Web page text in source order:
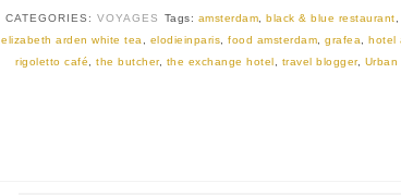
CATEGORIES: VOYAGES Tags: amsterdam black & blue restaurant
elizabeth arden white tea
elodieinparis food amsterdam grafea hotel
rigoletto café
the butcher, the exchange hotel travel blogger, Urban